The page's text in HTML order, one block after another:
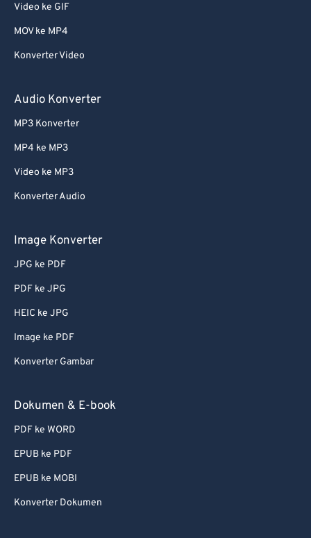
Video ke GIF
MOV ke MP4
Konverter Video
Audio Konverter
MP3 Konverter
MP4 ke MP3
Video ke MP3
Konverter Audio
Image Konverter
JPG ke PDF
PDF ke JPG
HEIC ke JPG
Image ke PDF
Konverter Gambar
Dokumen & E-book
PDF ke WORD
EPUB ke PDF
EPUB ke MOBI
Konverter Dokumen